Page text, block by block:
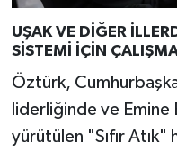
UŞAK VE DİĞER
SİSTEMİ İÇİN
Öztürk,
liderliğinde ve
yürütülen "Sıfır